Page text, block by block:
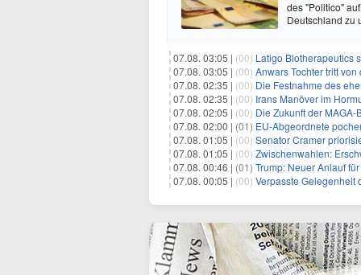
des "Politico"
Deutschland zu
07.08. 03:05 | (00) Latigo Biotherapeutics sichert
07.08. 03:05 | (00) Anwars Tochter tritt
07.08. 02:35 | (00) Die Festnahme des ehemaligen
07.08. 02:35 | (00) Irans Manöver im
07.08. 02:05 | (00) Die Zukunft der
07.08. 02:00 | (01) EU-Abgeordnete
07.08. 01:05 | (00) Senator Cramer priorisiert
07.08. 01:05 | (00) Zwischenwahlen:
07.08. 00:46 | (01) Trump: Neuer Anlauf
07.08. 00:05 | (00) Verpasste Gelegenheit der